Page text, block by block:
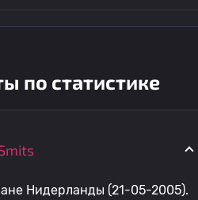
по статистике
Нидерланды (21-05-2005).